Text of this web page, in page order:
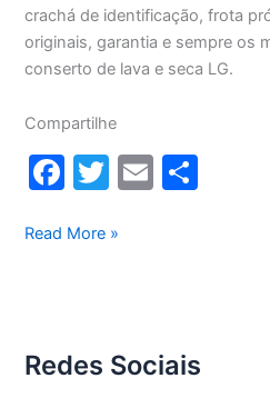
crachá de identificação, frota
originais, garantia e sempre os
conserto de lava e seca LG.
Compartilhe
F
c
o
o
T
itt
E
Conserto
12Kg
Read More »
Redes Sociais